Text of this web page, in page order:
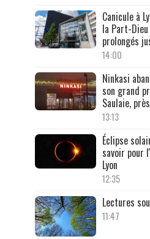
Canicule à
la Part-
prolongés
14:00
Ninkasi
son grand
Saulaie,
13:13
Éclipse
savoir pour
Lyon
12:35
Lectures
11:47